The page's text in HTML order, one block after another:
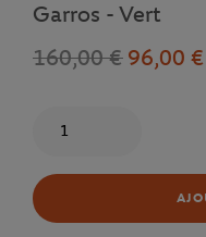
Garros - Vert
160,00 € 96,00 €